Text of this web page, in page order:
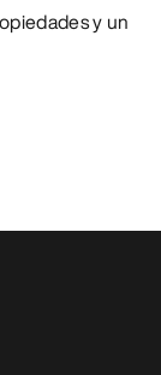
y un